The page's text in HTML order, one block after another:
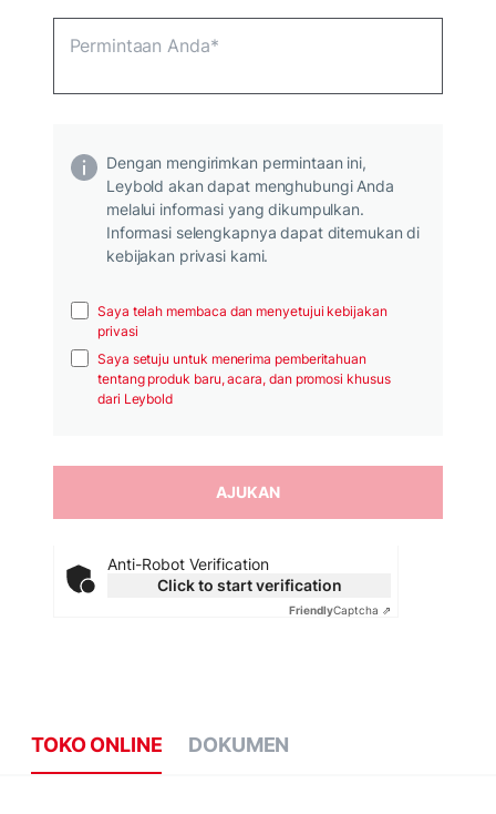
Dengan mengirimkan permintaan ini,
Leybold akan dapat menghubungi Anda
melalui informasi yang dikumpulkan.
Informasi selengkapnya dapat ditemukan di
kebijakan privasi kami.
Saya telah membaca dan menyetujui kebijakan
privasi
Saya setuju untuk menerima pemberitahuan
tentang produk baru, acara, dan promosi khusus
dari Leybold
Anti-Robot Verification
Click to start verification
FriendlyCaptcha ⇗
TOKO ONLINE DOKUMEN